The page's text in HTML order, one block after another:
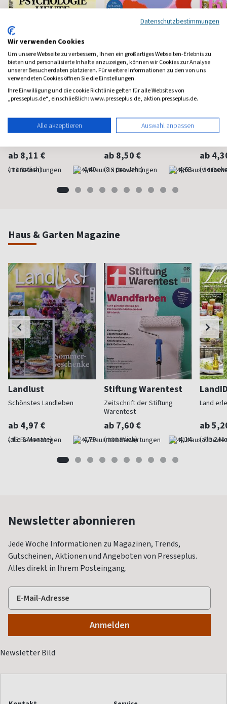
Psychologie Heute
Psychologie fürs Leben
ab 8,11 €
(monatlich) 4,40
Flow
Bewußt leben und erleben
ab 8,50 €
(8 x pro Jahr) 4,63
Das
ab
Haus & Garten Magazine
Landlust
Schönstes Landleben
ab 4,97 €
(alle 2 Monate) 4,79
Stiftung Warentest
Zeitschrift der Stiftung
Warentest
ab 7,60 €
(monatlich) 4,14
Land
ab
(alle 2
Newsletter abonnieren
Jede Woche Informationen zu Magazinen, Trends,
Gutscheinen, Aktionen und Angeboten von Presseplus.
Alles direkt in Ihrem Posteingang.
Datenschutzbestimmungen
Wir verwenden Cookies
Um unsere Webseite zu verbessern, Ihnen ein großartiges Webseiten-Erlebnis zu
bieten und personalisierte Inhalte anzuzeigen, können wir Cookies zur Analyse
unserer Besucherdaten platzieren. Für weitere Informationen zu den von uns
verwendeten Cookies öffnen Sie die Einstellungen.
Ihre Einwilligung und die cookie Richtlinie gelten für alle Websites von
„presseplus.de“, einschließlich: www.presseplus.de, aktion.presseplus.de.
Alle akzeptieren Auswahl anpassen